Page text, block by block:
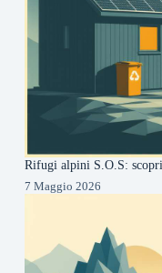
Rifugi alpini S.O.S:
7 Maggio 2026